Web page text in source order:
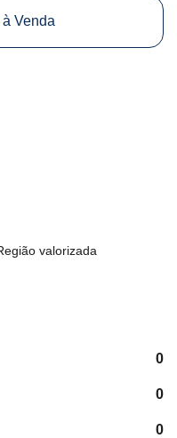
Venda
valorizada
0
0
0